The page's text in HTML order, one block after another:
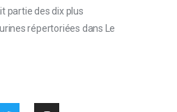
partie des dix plus
répertoriées dans Le